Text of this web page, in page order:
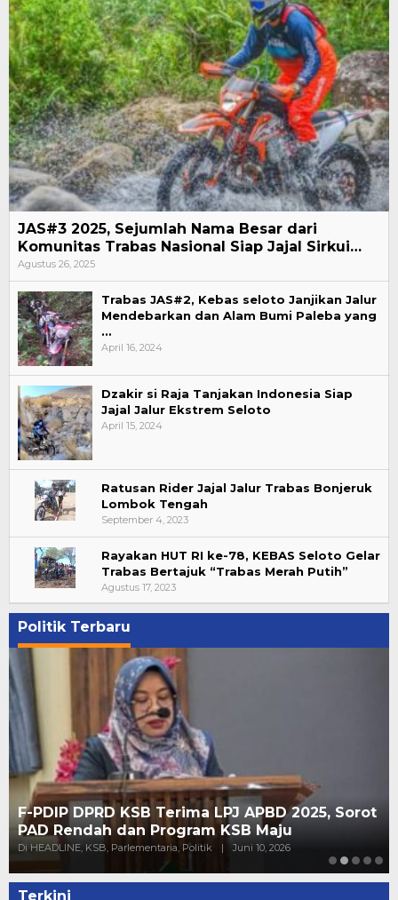
JAS#3 2025, Sejumlah Nama Besar dari
Komunitas Trabas Nasional Siap Jajal Sirkui…
Agustus 26, 2025
Trabas JAS#2, Kebas seloto Janjikan Jalur
Mendebarkan dan Alam Bumi Paleba yang
…
April 16, 2024
Dzakir si Raja Tanjakan Indonesia Siap
Jajal Jalur Ekstrem Seloto
April 15, 2024
Ratusan Rider Jajal Jalur Trabas Bonjeruk
Lombok Tengah
September 4, 2023
Rayakan HUT RI ke-78, KEBAS Seloto Gelar
Trabas Bertajuk “Trabas Merah Putih”
Agustus 17, 2023
Politik Terbaru
F-PDIP DPRD KSB Terima LPJ APBD 2025, Sorot
PAD Rendah dan Program KSB Maju
Di HEADLINE, KSB, Parlementaria, Politik | Juni 10, 2026
Terkini